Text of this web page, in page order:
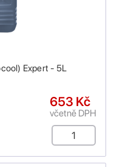
Expert - 5L
653 Kč
včetně DPH